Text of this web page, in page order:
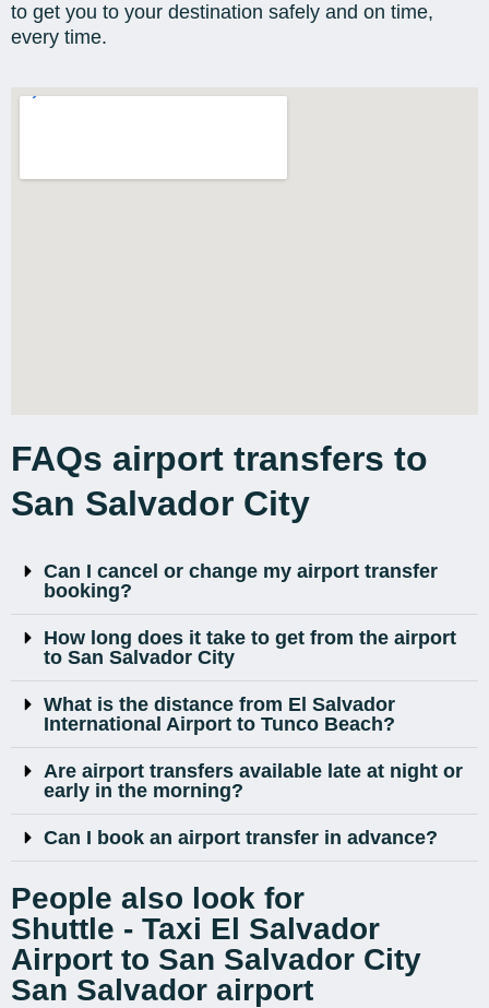
to get you to your destination safely and on time,
every time.
FAQs airport transfers to
San Salvador City
Can I cancel or change my airport transfer
booking?
How long does it take to get from the airport
to San Salvador City
What is the distance from El Salvador
International Airport to Tunco Beach?
Are airport transfers available late at night or
early in the morning?
Can I book an airport transfer in advance?
People also look for
Shuttle - Taxi El Salvador
Airport to San Salvador City
San Salvador airport